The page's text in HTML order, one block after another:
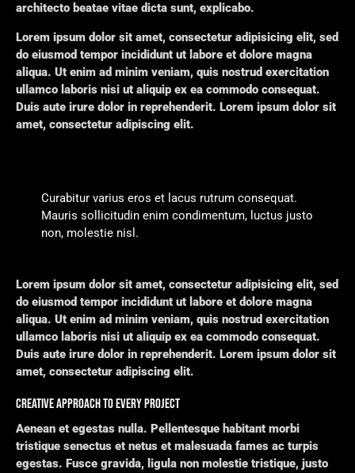
architecto beatae vitae dicta sunt, explicabo.
Lorem ipsum dolor sit amet, consectetur adipisicing elit, sed
do eiusmod tempor incididunt ut labore et dolore magna
aliqua. Ut enim ad minim veniam, quis nostrud exercitation
ullamco laboris nisi ut aliquip ex ea commodo consequat.
Duis aute irure dolor in reprehenderit. Lorem ipsum dolor sit
amet, consectetur adipiscing elit.
Curabitur varius eros et lacus rutrum consequat.
Mauris sollicitudin enim condimentum, luctus justo
non, molestie nisl.
Lorem ipsum dolor sit amet, consectetur adipisicing elit, sed
do eiusmod tempor incididunt ut labore et dolore magna
aliqua. Ut enim ad minim veniam, quis nostrud exercitation
ullamco laboris nisi ut aliquip ex ea commodo consequat.
Duis aute irure dolor in reprehenderit. Lorem ipsum dolor sit
amet, consectetur adipiscing elit.
CREATIVE APPROACH TO EVERY PROJECT
Aenean et egestas nulla. Pellentesque habitant morbi
tristique senectus et netus et malesuada fames ac turpis
egestas. Fusce gravida, ligula non molestie tristique, justo